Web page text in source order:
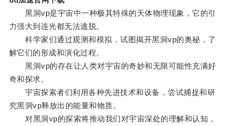
黑洞vp是宇宙中一种极其特殊的天体物理现象，它的引
力强大到连光都无法逃脱。
科学家们通过观测和模拟，试图揭开黑洞vp的奥秘，了
解它们的形成和演化过程。
黑洞vp的存在让人类对宇宙的奇妙和无限可能性充满好
奇和探求。
宇宙探索者们利用各种先进技术和设备，尝试捕捉和研
究黑洞vp释放出的能量和物质。
对黑洞vp的探索将推动我们对宇宙深处的理解和认知，